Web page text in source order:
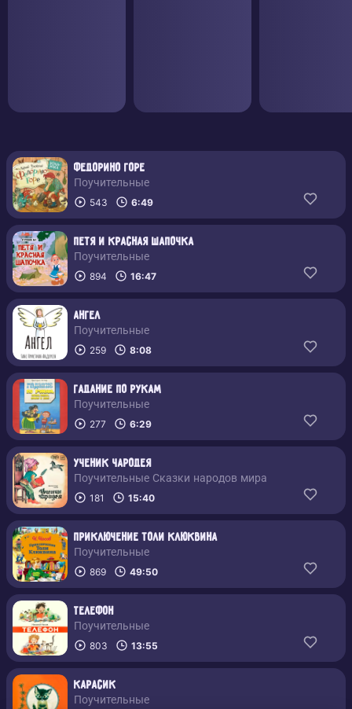
Федорино горе
Поучительные
543 6:49
Петя и Красная шапочка
Поучительные
894 16:47
Ангел
Поучительные
259 8:08
Гадание по рукам
Поучительные
277 6:29
Ученик чародея
Поучительные Сказки народов мира
181 15:40
Приключение Толи Клюквина
Поучительные
869 49:50
Телефон
Поучительные
803 13:55
Карасик
Поучительные